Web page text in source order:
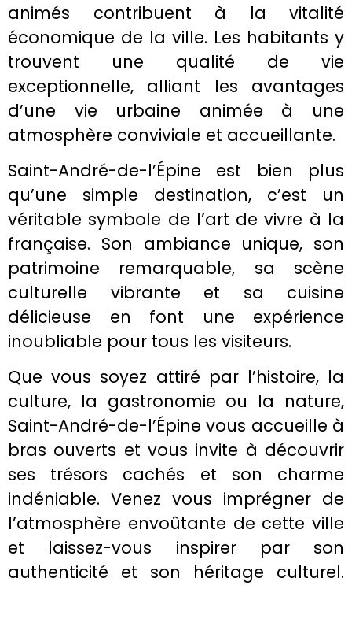
animés contribuent à la vitalité
économique de la ville. Les habitants y
trouvent une qualité de vie
exceptionnelle, alliant les avantages
d’une vie urbaine animée à une
atmosphère conviviale et accueillante.
Saint-André-de-l’Épine est bien plus
qu’une simple destination, c’est un
véritable symbole de l’art de vivre à la
française. Son ambiance unique, son
patrimoine remarquable, sa scène
culturelle vibrante et sa cuisine
délicieuse en font une expérience
inoubliable pour tous les visiteurs.
Que vous soyez attiré par l’histoire, la
culture, la gastronomie ou la nature,
Saint-André-de-l’Épine vous accueille à
bras ouverts et vous invite à découvrir
ses trésors cachés et son charme
indéniable. Venez vous imprégner de
l’atmosphère envoûtante de cette ville
et laissez-vous inspirer par son
authenticité et son héritage culturel.